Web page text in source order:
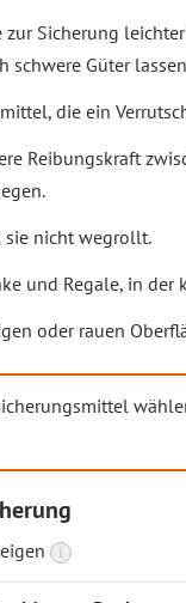
Sicherung
Güter
die ein
Reibungskraft
sie nicht wegrollt.
und Regale, in
oder rauen
i